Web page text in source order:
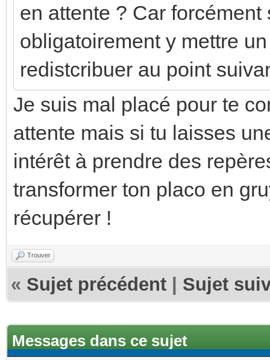
en attente ? Car
obligatoirement y mettre
redistcribuer au point
Je suis mal placé pour te
attente mais si tu laisses
intérêt à prendre des
transformer ton placo en
récupérer !
Trouver
« Sujet précédent Sujet
Messages dans ce sujet